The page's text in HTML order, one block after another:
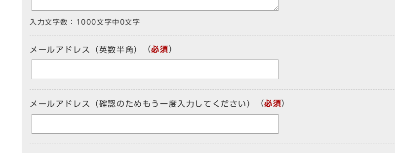
入力文字数： 1000文字中 0文字
メールアドレス（英数半角） （必須）
メールアドレス（確認のためもう一度入力してください） （必須）